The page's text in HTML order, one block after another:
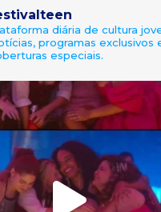
diária de cultura
programas exclusivos
especiais.